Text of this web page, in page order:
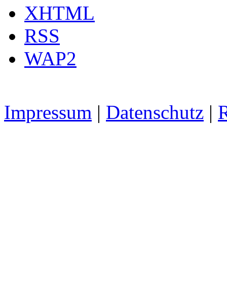
XHTML
RSS
WAP2
Impressum | Datenschutz |